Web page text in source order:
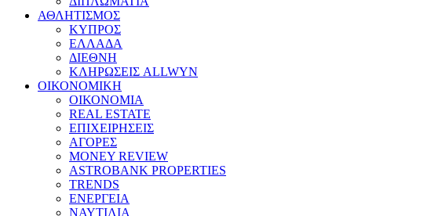
ΑΘΛΗΤΙΣΜΟΣ
ΚΥΠΡΟΣ
ΕΛΛΑΔΑ
ΔΙΕΘΝΗ
ΚΛΗΡΩΣΕΙΣ ALLWYN
ΟΙΚΟΝΟΜΙΚΗ
ΟΙΚΟΝΟΜΙΑ
REAL ESTATE
ΕΠΙΧΕΙΡΗΣΕΙΣ
ΑΓΟΡΕΣ
MONEY REVIEW
ASTROBANK PROPERTIES
TRENDS
ΕΝΕΡΓΕΙΑ
ΝΑΥΤΙΛΙΑ